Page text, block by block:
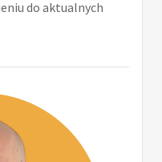
do aktualnych